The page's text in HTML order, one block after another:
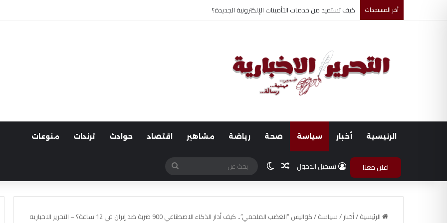
أخر المستجدات أحمد جابر حسين طه معلم القرآن لغير الناطقين من أسوان
الرئيسية أخبار سياسة صحة رياضة مشاهير اقتصاد حوادث ترندات منوعات
اعلن معنا تسجيل الدخول مقال عشوائي
الوضع المظلم
عن
الرئيسية/أخبار/سياسة/كواليس “الغضب الملحمي”.. كيف أدار الذكاء الاصطناعي 900 ضربة ضد إيران في 12 ساعة؟ – التحرير الاخباريه